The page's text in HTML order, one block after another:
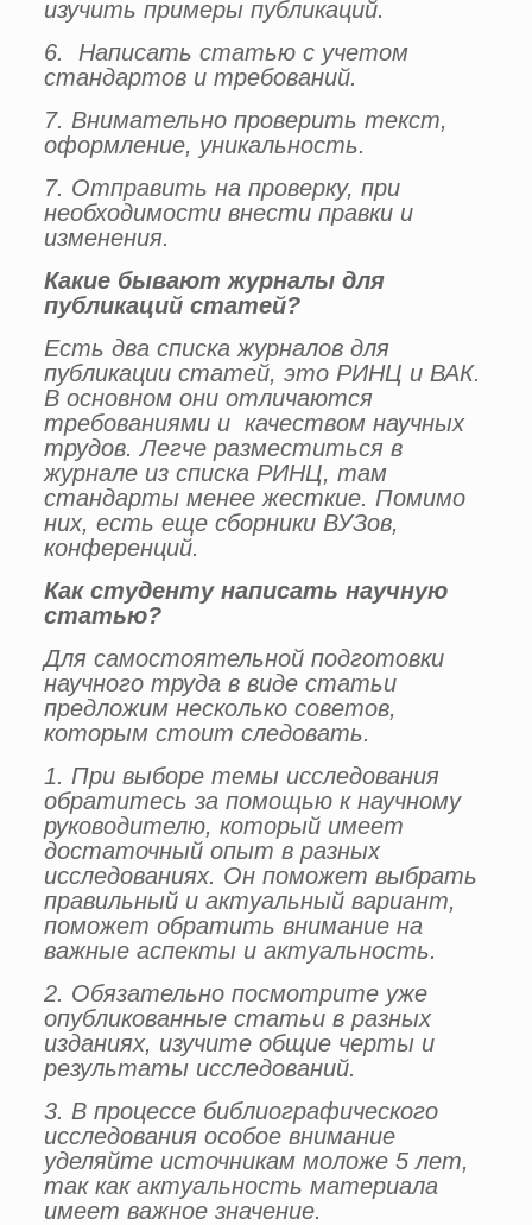
изучить примеры публикаций.
6. Написать статью с учетом
стандартов и требований.
7. Внимательно проверить текст,
оформление, уникальность.
7. Отправить на проверку, при
необходимости внести правки и
изменения.
Какие бывают журналы для
публикаций статей?
Есть два списка журналов для
публикации статей, это РИНЦ и ВАК.
В основном они отличаются
требованиями и качеством научных
трудов. Легче разместиться в
журнале из списка РИНЦ, там
стандарты менее жесткие. Помимо
них, есть еще сборники ВУЗов,
конференций.
Как студенту написать научную
статью?
Для самостоятельной подготовки
научного труда в виде статьи
предложим несколько советов,
которым стоит следовать.
1. При выборе темы исследования
обратитесь за помощью к научному
руководителю, который имеет
достаточный опыт в разных
исследованиях. Он поможет выбрать
правильный и актуальный вариант,
поможет обратить внимание на
важные аспекты и актуальность.
2. Обязательно посмотрите уже
опубликованные статьи в разных
изданиях, изучите общие черты и
результаты исследований.
3. В процессе библиографического
исследования особое внимание
уделяйте источникам моложе 5 лет,
так как актуальность материала
имеет важное значение.